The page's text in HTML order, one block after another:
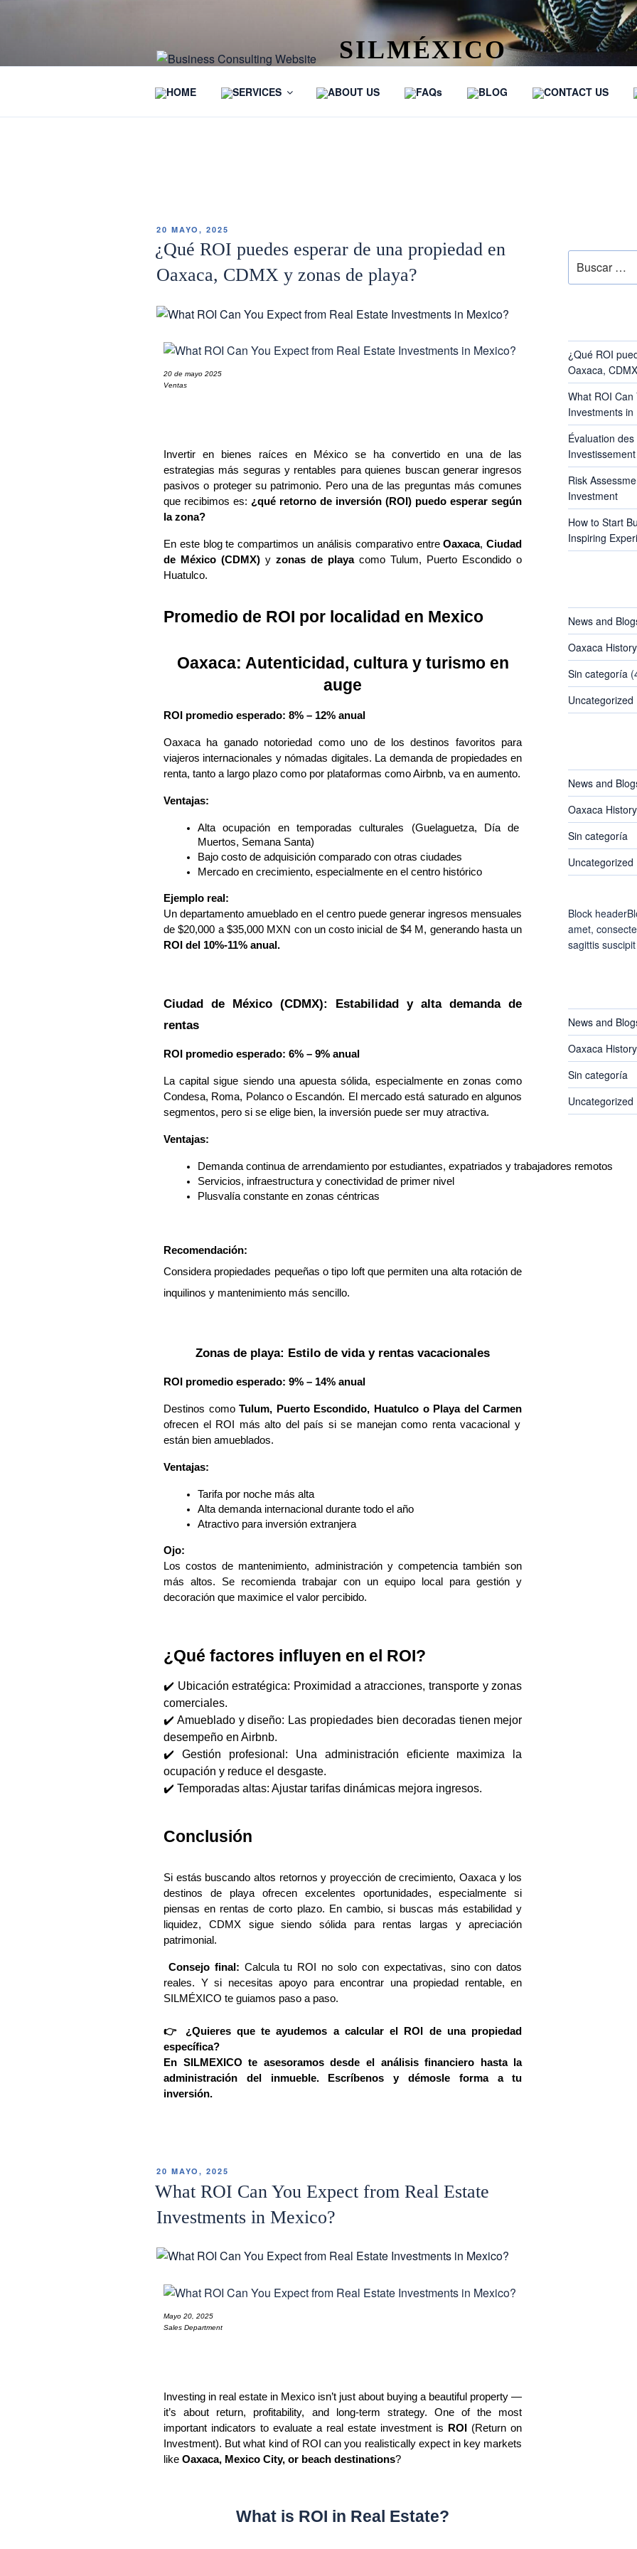
SILMÉXICO
HOME SERVICES ABOUT US FAQs BLOG CONTACT US
20 MAYO, 2025
¿Qué ROI puedes esperar de una propiedad en
Oaxaca, CDMX y zonas de playa?
20 de mayo 2025
Ventas
Invertir en bienes raíces en México se ha convertido en una de las
estrategias más seguras y rentables para quienes buscan generar ingresos
pasivos o proteger su patrimonio. Pero una de las preguntas más comunes
que recibimos es: ¿qué retorno de inversión (ROI) puedo esperar según
la zona?
En este blog te compartimos un análisis comparativo entre Oaxaca, Ciudad
de México (CDMX) y zonas de playa como Tulum, Puerto Escondido o
Huatulco.
Promedio de ROI por localidad en Mexico
Oaxaca: Autenticidad, cultura y turismo en
auge
ROI promedio esperado: 8% – 12% anual
Oaxaca ha ganado notoriedad como uno de los destinos favoritos para
viajeros internacionales y nómadas digitales. La demanda de propiedades en
renta, tanto a largo plazo como por plataformas como Airbnb, va en aumento.
Ventajas:
Alta ocupación en temporadas culturales (Guelaguetza, Día de
Muertos, Semana Santa)
Bajo costo de adquisición comparado con otras ciudades
Mercado en crecimiento, especialmente en el centro histórico
Ejemplo real:
Un departamento amueblado en el centro puede generar ingresos mensuales
de $20,000 a $35,000 MXN con un costo inicial de $4 M, generando hasta un
ROI del 10%-11% anual.
Ciudad de México (CDMX): Estabilidad y alta demanda de
rentas
ROI promedio esperado: 6% – 9% anual
La capital sigue siendo una apuesta sólida, especialmente en zonas como
Condesa, Roma, Polanco o Escandón. El mercado está saturado en algunos
segmentos, pero si se elige bien, la inversión puede ser muy atractiva.
Ventajas:
Demanda continua de arrendamiento por estudiantes, expatriados y trabajadores remotos
Servicios, infraestructura y conectividad de primer nivel
Plusvalía constante en zonas céntricas
Recomendación:
Considera propiedades pequeñas o tipo loft que permiten una alta rotación de
inquilinos y mantenimiento más sencillo.
Zonas de playa: Estilo de vida y rentas vacacionales
ROI promedio esperado: 9% – 14% anual
Destinos comoTulum, Puerto Escondido, Huatulco o Playa del Carmen
ofrecen el ROI más alto del país si se manejan como renta vacacional y
están bien amueblados.
Ventajas:
Tarifa por noche más alta
Alta demanda internacional durante todo el año
Atractivo para inversión extranjera
Ojo:
Los costos de mantenimiento, administración y competencia también son
más altos. Se recomienda trabajar con un equipo local para gestión y
decoración que maximice el valor percibido.
¿Qué factores influyen en el ROI?
✔️ Ubicación estratégica: Proximidad a atracciones, transporte y zonas
comerciales.
✔️ Amueblado y diseño: Las propiedades bien decoradas tienen mejor
desempeño en Airbnb.
✔️ Gestión profesional: Una administración eficiente maximiza la
ocupación y reduce el desgaste.
✔️ Temporadas altas: Ajustar tarifas dinámicas mejora ingresos.
Conclusión
Si estás buscando altos retornos y proyección de crecimiento, Oaxaca y los
destinos de playa ofrecen excelentes oportunidades, especialmente si
piensas en rentas de corto plazo. En cambio, si buscas más estabilidad y
liquidez, CDMX sigue siendo sólida para rentas largas y apreciación
patrimonial.
Consejo final: Calcula tu ROI no solo con expectativas, sino con datos
reales. Y si necesitas apoyo para encontrar una propiedad rentable, en
SILMÉXICO te guiamos paso a paso.
👉 ¿Quieres que te ayudemos a calcular el ROI de una propiedad
específica?
En SILMEXICO te asesoramos desde el análisis financiero hasta la
administración del inmueble. Escríbenos y démosle forma a tu
inversión.
20 MAYO, 2025
What ROI Can You Expect from Real Estate
Investments in Mexico?
Mayo 20, 2025
Sales Department
Investing in real estate in Mexico isn’t just about buying a beautiful property —
it’s about return, profitability, and long-term strategy. One of the most
important indicators to evaluate a real estate investment is
ROI
(Return on
Investment). But what kind of ROI can you realistically expect in key markets
like Oaxaca, Mexico City, or beach destinations?
What is ROI in Real Estate?
¿Qué ROI
Oaxaca,
What ROI Can
Investments in
Évaluation des
Risk
Investment
How to Start
Inspiring
News and
Oaxaca History
Sin categoría
Uncategorized
News and
Oaxaca History
Sin categoría
Uncategorized
Block
amet,
sagittis
News and
Oaxaca History
Sin categoría
Uncategorized